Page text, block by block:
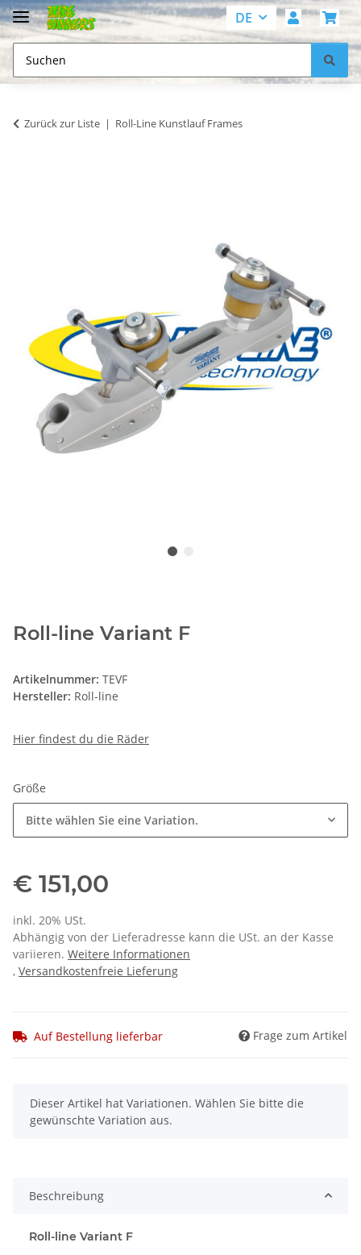
DE
Zurück zur Liste Roll-Line Kunstlauf Frames
Roll-line Variant F
Artikelnummer: TEVF
Hersteller: Roll-line
Hier findest du die Räder
Größe
Bitte wählen Sie eine Variation.
€ 151,00
inkl. 20% USt.
Abhängig von der Lieferadresse kann die USt. an der Kasse
variieren. Weitere Informationen
, Versandkostenfreie Lieferung
Auf Bestellung lieferbar Frage zum Artikel
x
Dieser Artikel hat Variationen. Wählen Sie bitte die
gewünschte Variation aus.
Beschreibung
Roll-line Variant F